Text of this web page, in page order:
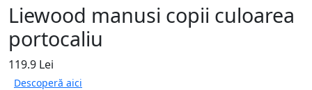
Liewood manusi copii culoarea
portocaliu
119.9 Lei
Descoperă aici